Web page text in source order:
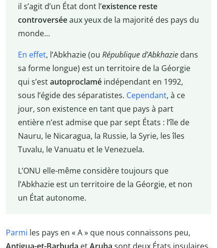
il s’agit d’un État dont l’existence reste
controverséeaux yeux de la majorité des pays du
monde…
En effet, l’Abkhazie (ou République d’Abkhaziedans
sa forme longue) est un territoire de la Géorgie
qui s’estautoproclaméindépendant en 1992,
sous l’égide des séparatistes. Cependant, à ce
jour, son existence en tant que pays à part
entière n’est admise que par sept États : l’île de
Nauru, le Nicaragua, la Russie, la Syrie, les îles
Tuvalu, le Vanuatu et le Venezuela.
L’ONU elle-même considère toujours que
l’Abkhazie est un territoire de la Géorgie, et non
un État autonome.
Parmi les pays en « A » que nous connaissons peu,